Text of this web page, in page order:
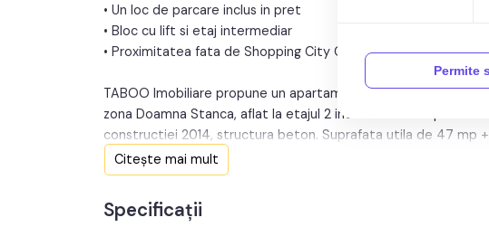
• Un loc de parcare inclus in pret
• Bloc cu lift si etaj intermediar
• Proximitatea fata de Shopping City Centre
TABOO Imobiliare propune un apartament de inchiriat cu 2
zona Doamna Stanca, aflat la etajul 2 intr -un imobil tip bloc
constructiei 2014, structura beton. Suprafata utila de 47 mp
Apartamentul este structurat astfel:
• Bucatarie;
Citește mai mult
Specificații
Permite